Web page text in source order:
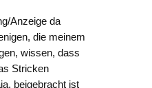
Anzeige da
die meinem
wissen, dass
Stricken
beigebracht ist